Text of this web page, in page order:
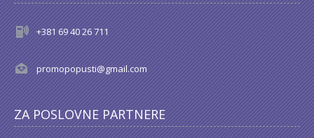
+381 69 40 26 711
promopopusti@gmail.com
ZA POSLOVNE PARTNERE